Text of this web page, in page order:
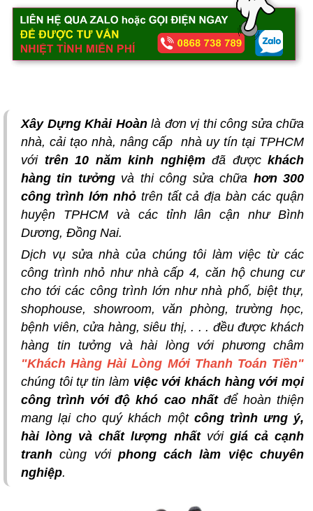
Xây Dựng Khải Hoàn là đơn vị thi công sửa chữa
nhà, cải tạo nhà, nâng cấp nhà uy tín tại TPHCM
với trên 10 năm kinh nghiệmđã được khách
hàng tin tưởngvà thi công sửa chữa hơn 300
công trình lớn nhỏtrên tất cả địa bàn các quận
huyện TPHCM và các tỉnh lân cận như Bình
Dương, Đồng Nai.
Dịch vụ sửa nhà của chúng tôi làm việc từ các
công trình nhỏ như nhà cấp 4, căn hộ chung cư
cho tới các công trình lớn như nhà phố, biệt thự,
shophouse, showroom, văn phòng, trường học,
bệnh viên, cửa hàng, siêu thị, . . . đều được khách
hàng tin tưởng và hài lòng với phương châm
"Khách Hàng Hài Lòng Mới Thanh Toán Tiền"
chúng tôi tự tin làm việc với khách hàng với mọi
công trình với độ khó cao nhấtđể hoàn thiện
mang lại cho quý khách một công trình ưng ý,
hài lòng và chất lượng nhấtvới giá cả cạnh
tranh cùng với phong cách làm việc chuyên
nghiệp.